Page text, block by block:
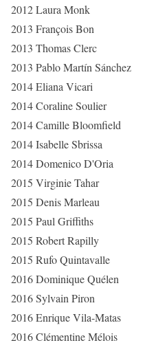
2012 Laura Monk
2013 François Bon
2013 Thomas Clerc
2013 Pablo Martín Sánchez
2014 Eliana Vicari
2014 Coraline Soulier
2014 Camille Bloomfield
2014 Isabelle Sbrissa
2014 Domenico D'Oria
2015 Virginie Tahar
2015 Denis Marleau
2015 Paul Griffiths
2015 Robert Rapilly
2015 Rufo Quintavalle
2016 Dominique Quélen
2016 Sylvain Piron
2016 Enrique Vila-Matas
2016 Clémentine Mélois